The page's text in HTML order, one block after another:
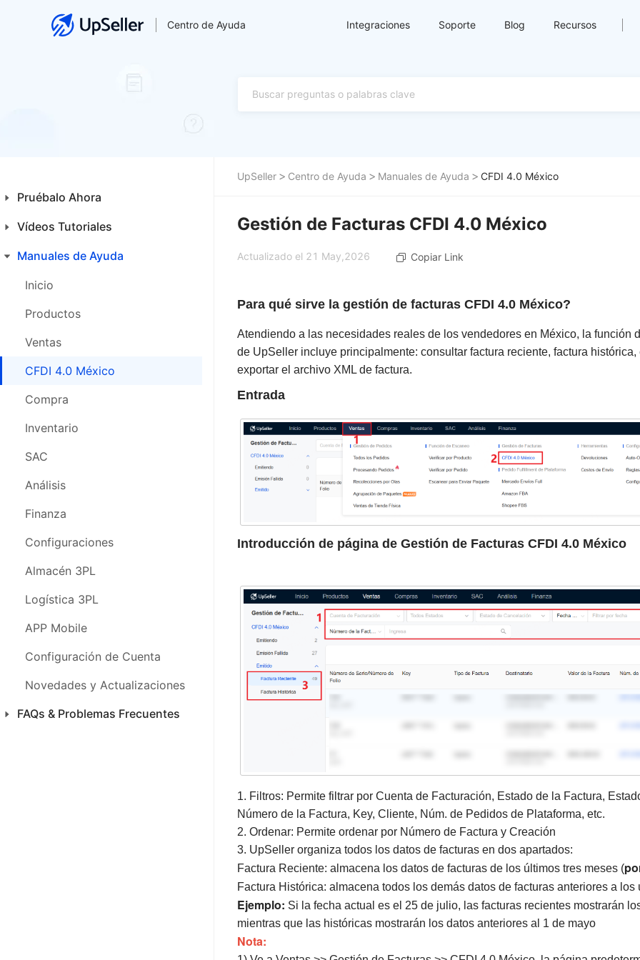
Centro de Ayuda Integraciones Soporte Blog Recursos
Pruébalo Ahora
Guía para Principiantes
Primeros Pasos
Funcionalidades Especiales
Vídeos Tutoriales
Inicio
Productos
Ventas
CFDI 4.0 México
Compras
Inventario
SAC
Análisis
Finanza
Configuraciones
Almacén 3PL
Logística 3PL
APP Movil
Webinars
FAQs & Problemas Frecuentes
Manuales de Ayuda
Inicio
Productos
Ventas
CFDI 4.0 México
Compra
Inventario
SAC
Análisis
Finanza
Configuraciones
Almacén 3PL
Logística 3PL
APP Mobile
Configuración de Cuenta
Novedades y Actualizaciones
FAQs & Problemas Frecuentes
UpSeller Centro de Ayuda Manuales de Ayuda CFDI 4.0 México
Gestión de Facturas CFDI 4.0 México
Actualizado el 21 May,2026 Copiar Link
Para qué sirve la gestión de facturas CFDI 4.0 México?
Atendiendo a las necesidades reales de los vendedores en México, la función
de UpSeller incluye principalmente: consultar factura reciente, factura
exportar el archivo XML de factura.
Entrada
Introducción de página de Gestión de Facturas CFDI 4.0 México
1. Filtros: Permite filtrar por Cuenta de Facturación, Estado de la Factura,
Número de la Factura, Key, Cliente, Núm. de Pedidos de Plataforma, etc.
2. Ordenar: Permite ordenar por Número de Factura y Creación
3. UpSeller organiza todos los datos de facturas en dos apartados:
Factura Reciente: almacena los datos de facturas de los últimos tres meses (
Factura Histórica: almacena todos los demás datos de facturas anteriores a los
Ejemplo: Si la fecha actual es el 25 de julio, las facturas recientes mostrarán
mientras que las históricas mostrarán los datos anteriores al 1 de mayo
Nota: